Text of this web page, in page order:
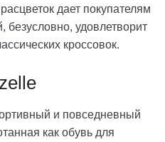
дает покупателям
безусловно, удовлетворит
кроссовок.
и повседневный
как обувь для